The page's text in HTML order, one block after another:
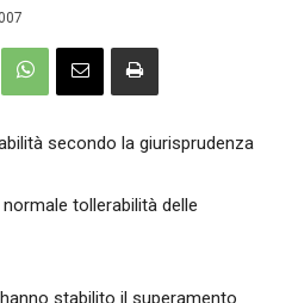
secondo la giurisprudenza
tollerabilità delle
stabilito il superamento